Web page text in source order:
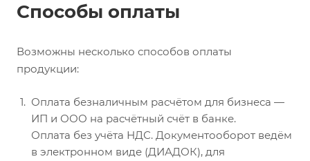
Способы оплаты
Возможны несколько способов оплаты
продукции:
Оплата безналичным расчётом для бизнеса —
ИП и ООО на расчётный счёт в банке.
Оплата без учёта НДС. Документооборот ведём
в электронном виде (ДИАДОК), для